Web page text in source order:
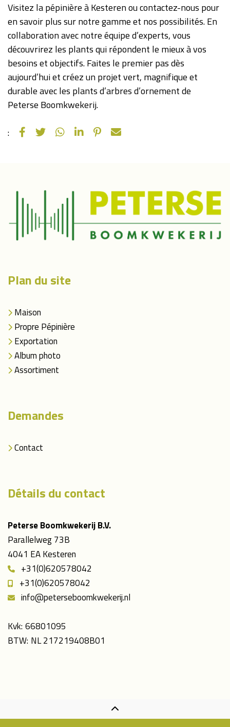
Visitez la pépinière à Kesteren ou contactez-nous pour
en savoir plus sur notre gamme et nos possibilités. En
collaboration avec notre équipe d’experts, vous
découvrirez les plants qui répondent le mieux à vos
besoins et objectifs. Faites le premier pas dès
aujourd’hui et créez un projet vert, magnifique et
durable avec les plants d’arbres d’ornement de
Peterse Boomkwekerij.
:
Plan du site
Maison
Propre Pépinière
Exportation
Album photo
Assortiment
Demandes
Contact
Détails du contact
Peterse Boomkwekerij B.V.
Parallelweg 73B
4041 EA Kesteren
+31(0)620578042
+31(0)620578042
info@peterseboomkwekerij.nl
Kvk: 66801095
BTW: NL 217219408B01